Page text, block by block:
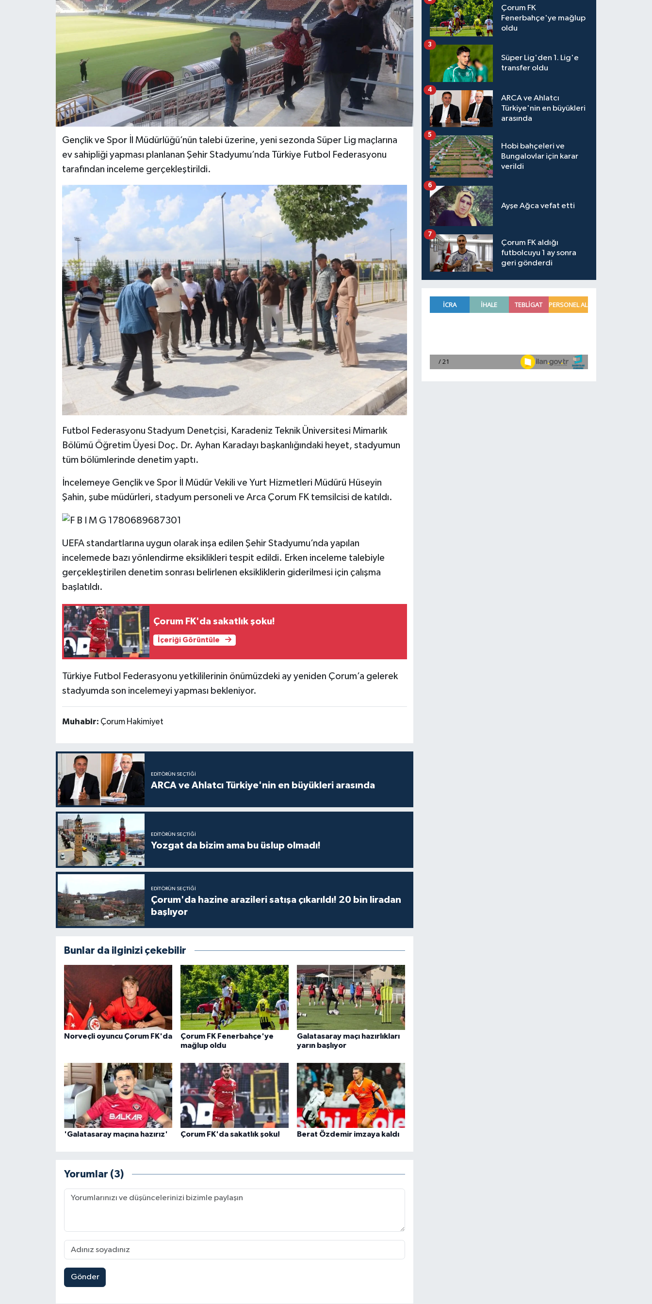
Gençlik ve Spor İl Müdürlüğü’nün talebi üzerine, yeni sezonda Süper Lig maçlarına
ev sahipliği yapması planlanan Şehir Stadyumu’nda Türkiye Futbol Federasyonu
tarafından inceleme gerçekleştirildi.
Futbol Federasyonu Stadyum Denetçisi, Karadeniz Teknik Üniversitesi Mimarlık
Bölümü Öğretim Üyesi Doç. Dr. Ayhan Karadayı başkanlığındaki heyet, stadyumun
tüm bölümlerinde denetim yaptı.
İncelemeye Gençlik ve Spor İl Müdür Vekili ve Yurt Hizmetleri Müdürü Hüseyin
Şahin, şube müdürleri, stadyum personeli ve Arca Çorum FK temsilcisi de katıldı.
UEFA standartlarına uygun olarak inşa edilen Şehir Stadyumu’nda yapılan
incelemede bazı yönlendirme eksiklikleri tespit edildi. Erken inceleme talebiyle
gerçekleştirilen denetim sonrası belirlenen eksikliklerin giderilmesi için çalışma
başlatıldı.
Çorum FK'da sakatlık şoku!
İçeriği Görüntüle
Türkiye Futbol Federasyonu yetkililerinin önümüzdeki ay yeniden Çorum’a gelerek
stadyumda son incelemeyi yapması bekleniyor.
Muhabir: Çorum Hakimiyet
EDITÖRÜN SEÇTIĞI
ARCA ve Ahlatcı Türkiye'nin en büyükleri arasında
EDITÖRÜN SEÇTIĞI
Yozgat da bizim ama bu üslup olmadı!
EDITÖRÜN SEÇTIĞI
Çorum'da hazine arazileri satışa çıkarıldı! 20 bin liradan
başlıyor
Bunlar da ilginizi çekebilir
Norveçli oyuncu Çorum FK'da
Çorum FK Fenerbahçe'ye
mağlup oldu
Galatasaray maçı hazırlıkları
yarın başlıyor
'Galatasaray maçına hazırız' Çorum FK'da sakatlık şoku! Berat Özdemir imzaya kaldı
Yorumlar (3)
Gönder
Çorum FK
Fenerbahçe'ye mağlup
oldu
Süper Lig'den 1. Lig'e
transfer oldu
3
ARCA ve Ahlatcı
Türkiye'nin en büyükleri
arasında
4
Hobi bahçeleri ve
Bungalovlar için karar
verildi
5
Ayşe Ağca vefat etti
6
Çorum FK aldığı
futbolcuyu 1 ay sonra
geri gönderdi
7
İLÇELER